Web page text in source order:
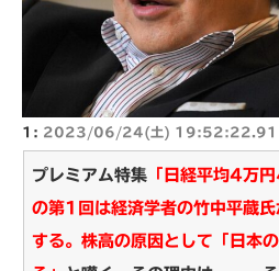
1: 2023/06/24(土) 19:52:22.91
プレミアム特集 「日経平均4万
の第1回は経済学者の竹中平蔵
する。株高の原因として「日本